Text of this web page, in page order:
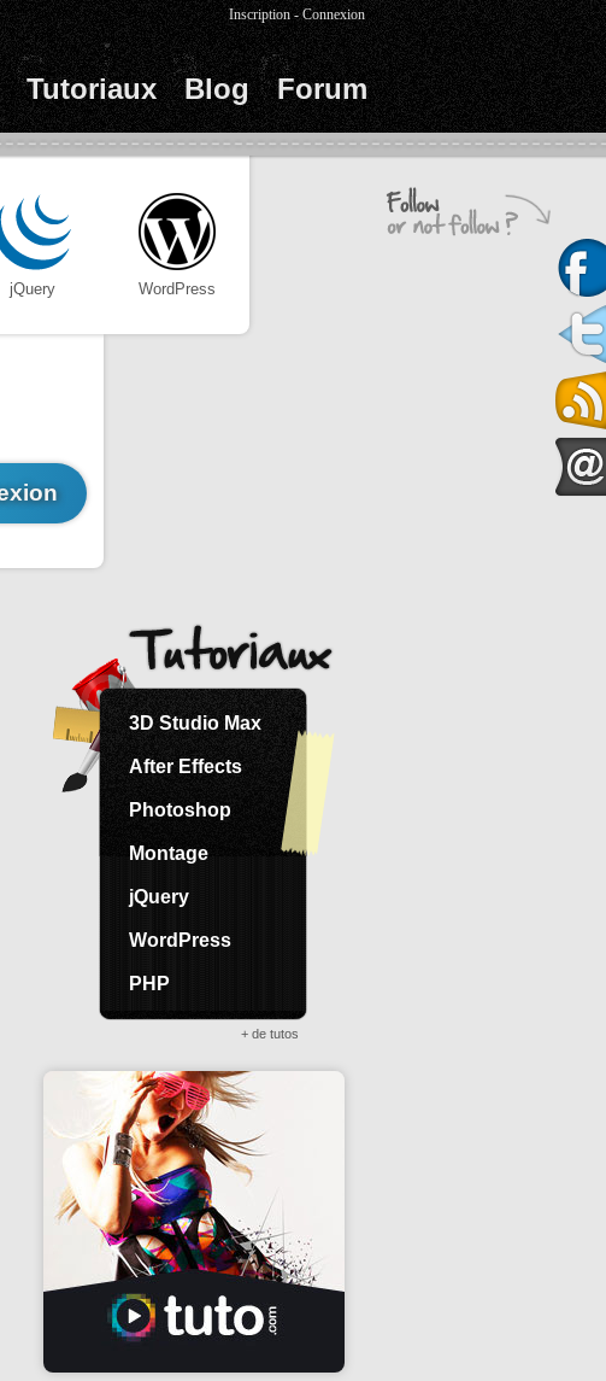
Tutoriaux Blog Forum
Inscription -Connexion
jQuery WordPress
3D Studio Max
After Effects
Photoshop
Montage
jQuery
WordPress
PHP
+ de tutos